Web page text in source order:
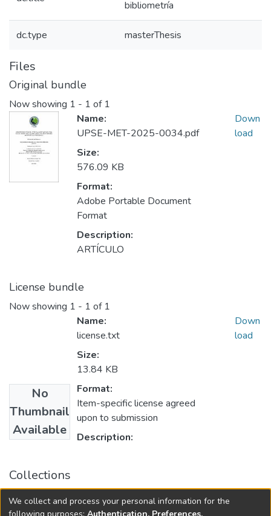
bibliometría
dc.type masterThesis
Files
Original bundle
Now showing 1 - 1 of 1
Name:
UPSE-MET-2025-0034.pdf
Size:
576.09 KB
Format:
Adobe Portable Document
Format
Description:
ARTÍCULO
Down
load
License bundle
Now showing 1 - 1 of 1
No
Thumbnail
Available
Name:
license.txt
Size:
13.84 KB
Format:
Item-specific license agreed
upon to submission
Description:
Down
load
Collections
Maestría en Educación. Mención Tecnología e Innovación
Educativa
We collect and process your personal information for the